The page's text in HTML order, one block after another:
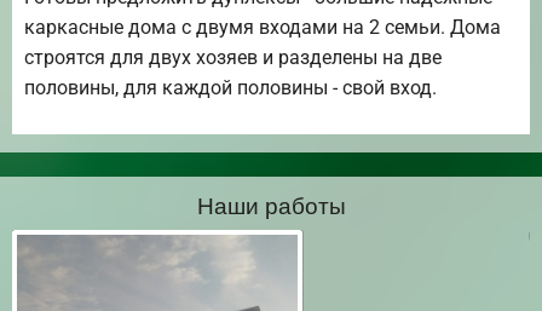
каркасные дома с двумя входами на 2 семьи. Дома
строятся для двух хозяев и разделены на две
половины, для каждой половины - свой вход.
Наши работы